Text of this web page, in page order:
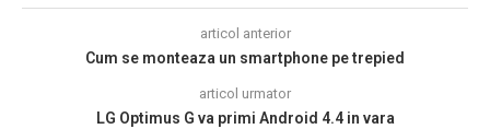
articol anterior
Cum se monteaza un smartphone pe trepied
articol urmator
LG Optimus G va primi Android 4.4 in vara